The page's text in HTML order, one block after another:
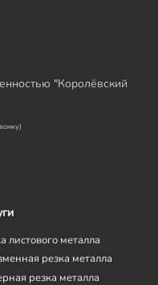
"Королёвский
листового металла
резка металла
резка металла